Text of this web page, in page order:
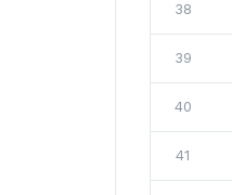
38
39
40
41